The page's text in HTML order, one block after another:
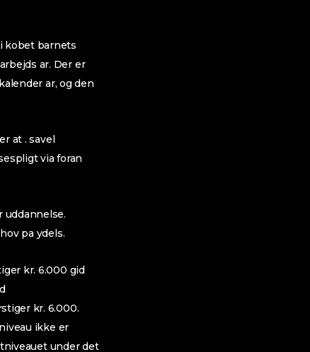
kobet barnets
ar. Der er
ar, og den
at . savel
via foran
uddannelse.
pa ydels.
kr. 6.000 gid
kr. 6.000.
ikke er
under det